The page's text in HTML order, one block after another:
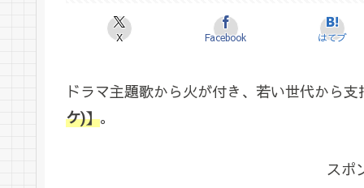
X Facebook はてブ
ドラマ主題歌から火が付き、若い世代から
ケ)】。
スポ